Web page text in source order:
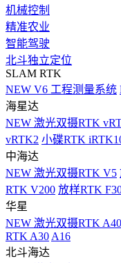
机械控制
精准农业
智能驾驶
北斗独立定位
SLAM RTK
NEW V6 工程测量系统
海星达
NEW 激光双摄RTK
vRTK2 小碟RTK
中海达
NEW 激光双摄RTK V5
RTK V200 放样RTK
华星
NEW 激光双摄RTK A40
RTK A30 A16
北斗海达